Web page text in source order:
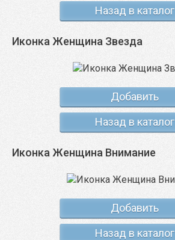
Назад в каталог
Иконка Женщина Звезда
Добавить
Назад в каталог
Иконка Женщина Внимание
Добавить
Назад в каталог